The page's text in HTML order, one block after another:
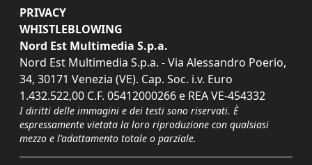
PRIVACY
WHISTLEBLOWING
Nord Est Multimedia S.p.a.
Nord Est Multimedia S.p.a. - Via Alessandro Poerio,
34, 30171 Venezia (VE). Cap. Soc. i.v. Euro
1.432.522,00 C.F. 05412000266 e REA VE-454332
I diritti delle immagini e dei testi sono riservati. È
espressamente vietata la loro riproduzione con qualsiasi
mezzo e l'adattamento totale o parziale.